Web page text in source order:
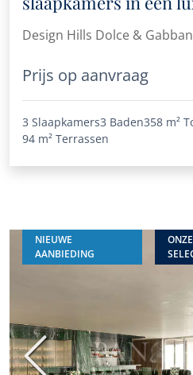
topklasse
Design Hills Dolce &
Prijs op aanvraag
3 Slaapkamers3 Baden358 m²
94 m² Terrassen
NIEUWE
AANBIEDING
ONZE
Vorige